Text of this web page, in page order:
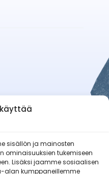
sisällön ja mainosten
ominaisuuksien tukemiseen
Lisäksi jaamme sosiaalisen
alan kumppaneillemme
Reserviläiset